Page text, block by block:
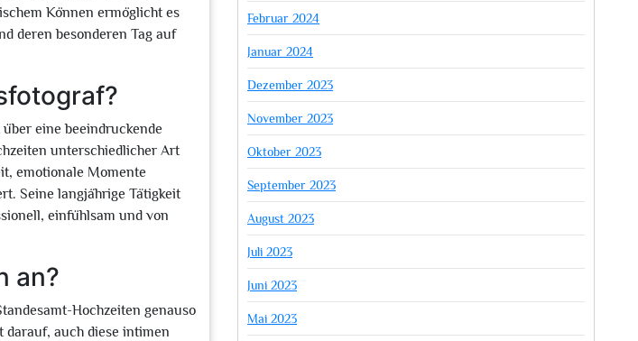
Können ermöglicht es
deren besonderen Tag auf
eine beeindruckende
unterschiedlicher Art
emotionale Momente
Seine langjährige Tätigkeit
einfühlsam und von
an?
Hochzeiten genauso
darauf, auch diese intimen
Februar 2024
Januar 2024
Dezember 2023
November 2023
Oktober 2023
September 2023
August 2023
Juli 2023
Juni 2023
Mai 2023